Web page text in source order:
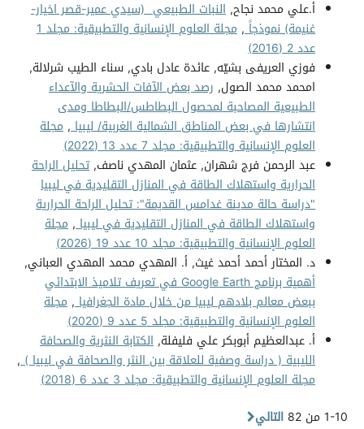
أ.علي محمد نجاح, النبات الطبيعي (سيدي عمير-قصر اخيار-
غنيمة) نموذجاً,
مجلة العلوم الإنسانية والتطبيقية: مجلد 1
عدد 2 (2016)
فوزي العريفى بشيّه, عائدة عادل بادي, سناء الطيب شرلالة,
امحمد محمد الصول, رصد بعض الآفات الحشرية والآعداء
الطبيعية المصاحبة لمحصول البطاطس/البطاطا ومدى
انتشارها في بعض المناطق الشمالية الغربية/ ليبيا, مجلة
العلوم الإنسانية والتطبيقية: مجلد 7 عدد 13 (2022)
عبد الرحمن فرج شهران, عثمان المهدي ناصف, تحليل الراحة
الحرارية واستهلاك الطاقة في المنازل التقليدية في ليبيا
"دراسة حالة مدينة غدامس القديمة": تحليل الراحة الحرارية
واستهلاك الطاقة في المنازل التقليدية في ليبيا, مجلة
العلوم الإنسانية والتطبيقية: مجلد 10 عدد 19 (2026)
د. المختار أحمد أحمد غيث, أ. المهدي محمد المهدي العباني,
أهمية برنامج Google Earth في تعريف تلاميذ الابتدائي
ببعض معالم بلادهم ليبيا من خلال مادة الجغرافيا, مجلة
العلوم الإنسانية والتطبيقية: مجلد 5 عدد 9 (2020)
أ. عبدالعظيم أبوبكر علي فليفلة, الكتابة النثرية والصحافة
الليبية ( دراسة وصفية للعلاقة بين النثر والصحافة في ليبيا ),
مجلة العلوم الإنسانية والتطبيقية: مجلد 3 عدد 6 (2018)
1-10 من 82
التالي